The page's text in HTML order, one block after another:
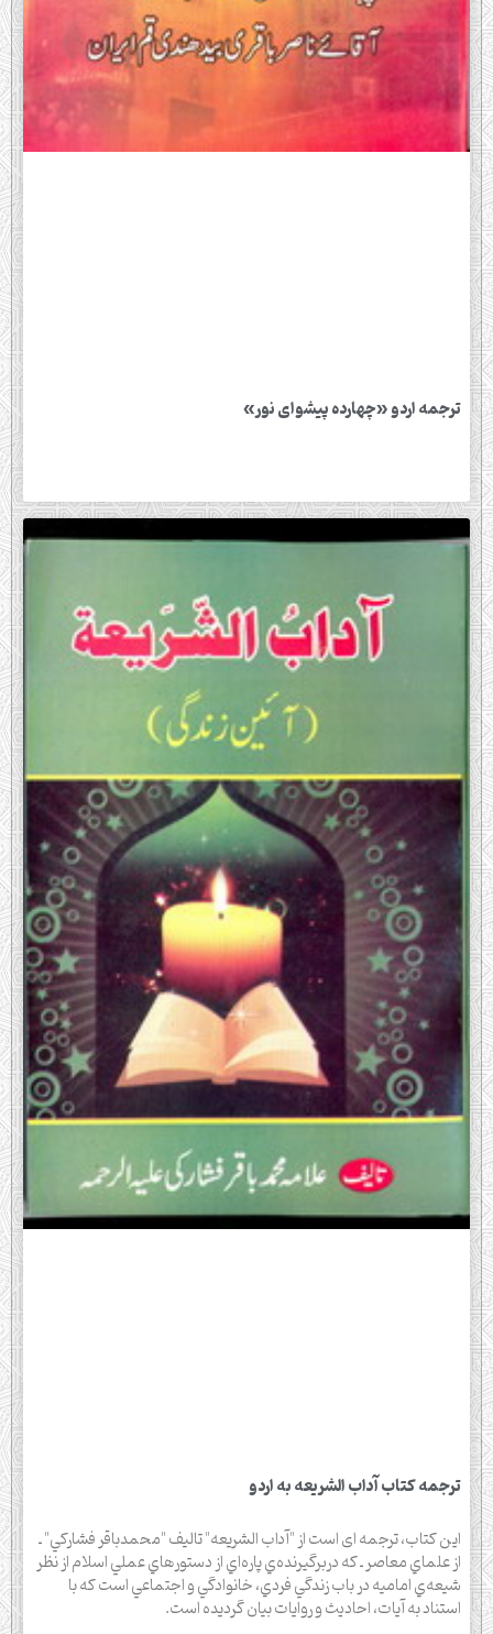
ترجمه اردو «چهارده پیشوای نور»
ترجمه کتاب آداب الشریعه به اردو
اين كتاب، ترجمه ای است از "آداب الشريعه" تاليف "محمدباقر فشاركي" ـ
از علماي معاصر ـ كه دربرگيرنده‌ي پاره‌اي از دستورهاي عملي اسلام از نظر
شيعه‌ي اماميه در باب زندگي فردي، خانوادگي و اجتماعي است كه با
استناد به آيات، احاديث و روايات بيان گرديده است.